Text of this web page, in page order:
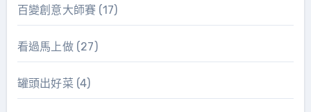
百變創意大師賽 (17)
看過馬上做(27)
罐頭出好菜 (4)